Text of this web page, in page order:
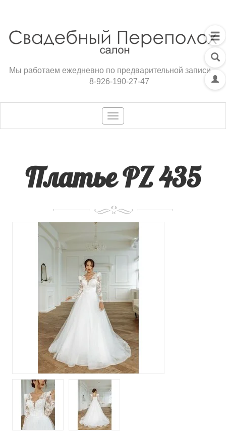
Мы работаем ежедневно по предварительной записи
8-926-190-27-47
Toggle
navigation
Платье PZ 435